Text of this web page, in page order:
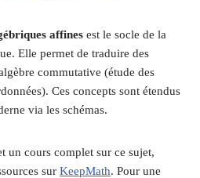
affines est le socle de la
Elle permet de traduire des
commutative (étude des
Ces concepts sont étendus
via les schémas.
un cours complet sur ce sujet,
sur KeepMath. Pour une